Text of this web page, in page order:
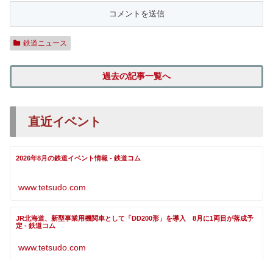
鉄道ニュース
過去の記事一覧へ
直近イベント
2026年8月の鉄道イベント情報 - 鉄道コム
www.tetsudo.com
JR北海道、新型事業用機関車として「DD200形」を導入 8月に1両目が落成予
定 - 鉄道コム
www.tetsudo.com